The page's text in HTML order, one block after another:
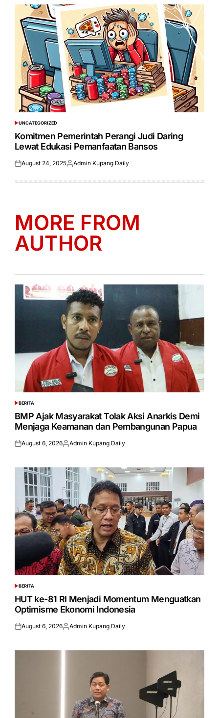
POSTED
IN
UNCATEGORIZED
Komitmen Pemerintah Perangi Judi Daring
Lewat Edukasi Pemanfaatan Bansos
Posted
August 24, 2025Posted
Admin Kupang Daily
MORE FROM
AUTHOR
POSTED
IN
BERITA
BMP Ajak Masyarakat Tolak Aksi Anarkis Demi
Menjaga Keamanan dan Pembangunan Papua
Posted
August 6, 2026Posted
Admin Kupang Daily
POSTED
IN
BERITA
HUT ke-81 RI Menjadi Momentum Menguatkan
Optimisme Ekonomi Indonesia
Posted
August 6, 2026Posted
Admin Kupang Daily